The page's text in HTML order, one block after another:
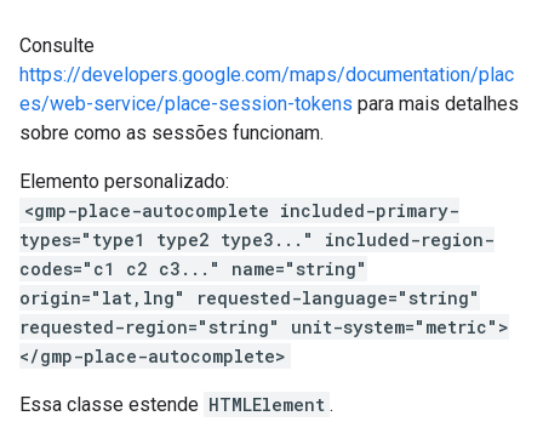
Consulte
https://developers.google.com/maps/documentation/plac
es/web-service/place-session-tokens para mais detalhes
sobre como as sessões funcionam.
Elemento personalizado:
<gmp-place-autocomplete included-primary-
types="type1 type2 type3..." included-region-
codes="c1 c2 c3..." name="string"
origin="lat,lng" requested-language="string"
requested-region="string" unit-system="metric">
</gmp-place-autocomplete>
Essa classe estende HTMLElement .